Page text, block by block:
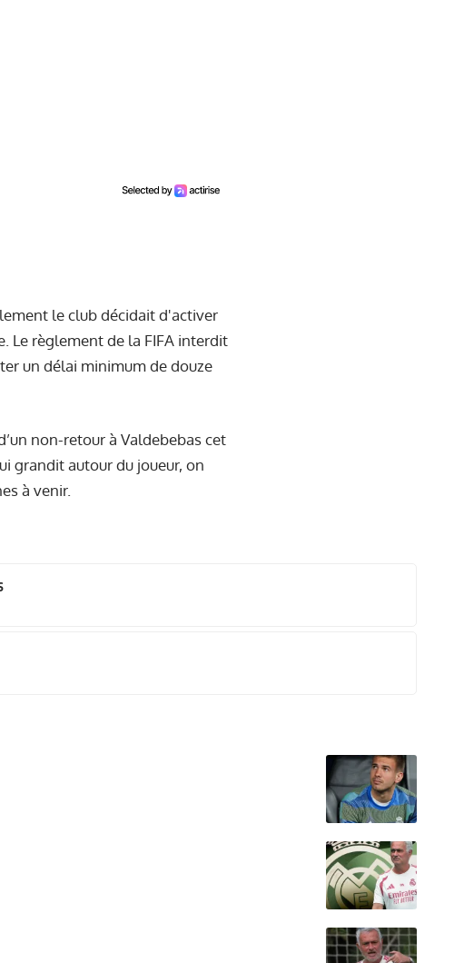
le club décidait d'activer
Le règlement de la FIFA interdit
un délai minimum de douze
non-retour à Valdebebas cet
grandit autour du joueur, on
à venir.